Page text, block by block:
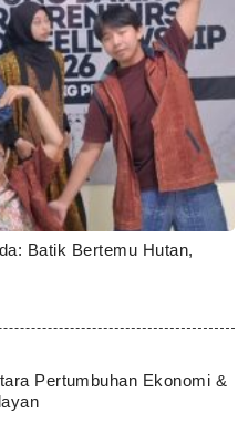
Batik Bertemu Hutan,
Pertumbuhan Ekonomi &